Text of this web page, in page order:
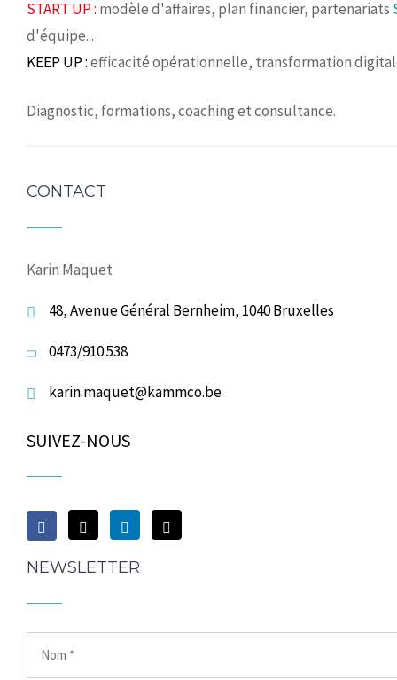
START UP : modèle d'affaires, plan financier, partenariats
d'équipe...
KEEP UP :efficacité opérationnelle, transformation
Diagnostic, formations, coaching et consultance.
CONTACT
Karin Maquet
48, Avenue Général Bernheim, 1040 Bruxelles
0473/910 538
karin.maquet@kammco.be
SUIVEZ-NOUS
NEWSLETTER